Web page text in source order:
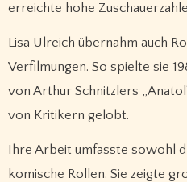
erreichte hohe
Lisa Ulreich übernahm auch
Verfilmungen. So spielte sie
von Arthur Schnitzlers
von Kritikern gelobt.
Ihre Arbeit umfasste sowohl
komische Rollen. Sie zeigte